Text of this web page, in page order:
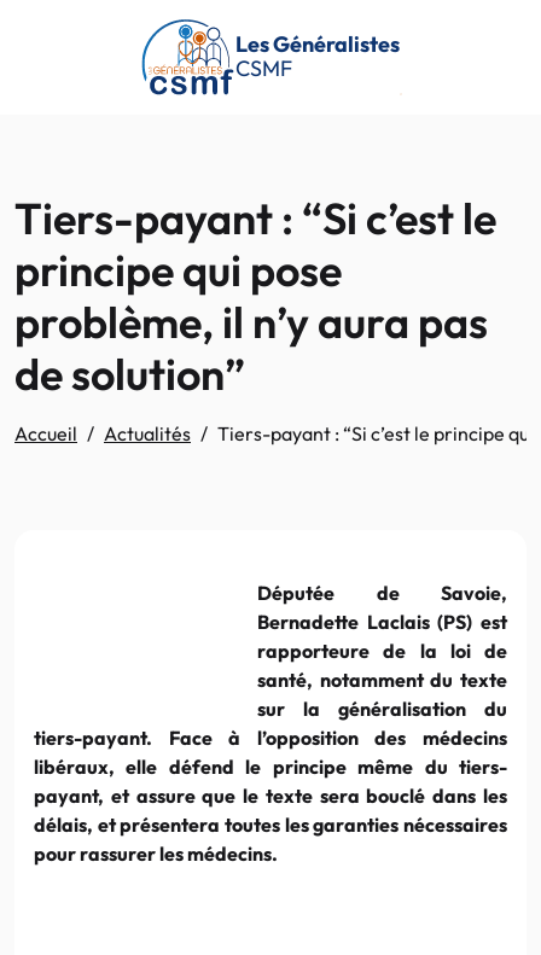
Passer au contenu principal
Les Généralistes
CSMF
Tiers-payant : “Si c’est le
principe qui pose
problème, il n’y aura pas
de solution”
Accueil Actualités Tiers-payant : “Si c’est le principe
Députée de Savoie,
Bernadette Laclais (PS) est
rapporteure de la loi de
santé, notamment du texte
sur la généralisation du
tiers-payant. Face à l’opposition des médecins
libéraux, elle défend le principe même du tiers-
payant, et assure que le texte sera bouclé dans les
délais, et présentera toutes les garanties nécessaires
pour rassurer les médecins.